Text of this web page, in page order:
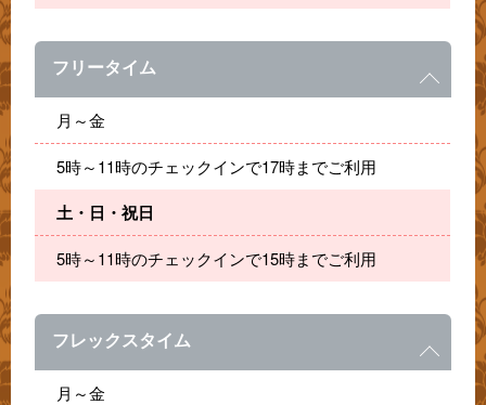
フリータイム
月～金
5時～11時のチェックインで17時までご利用
土・日・祝日
5時～11時のチェックインで15時までご利用
フレックスタイム
月～金